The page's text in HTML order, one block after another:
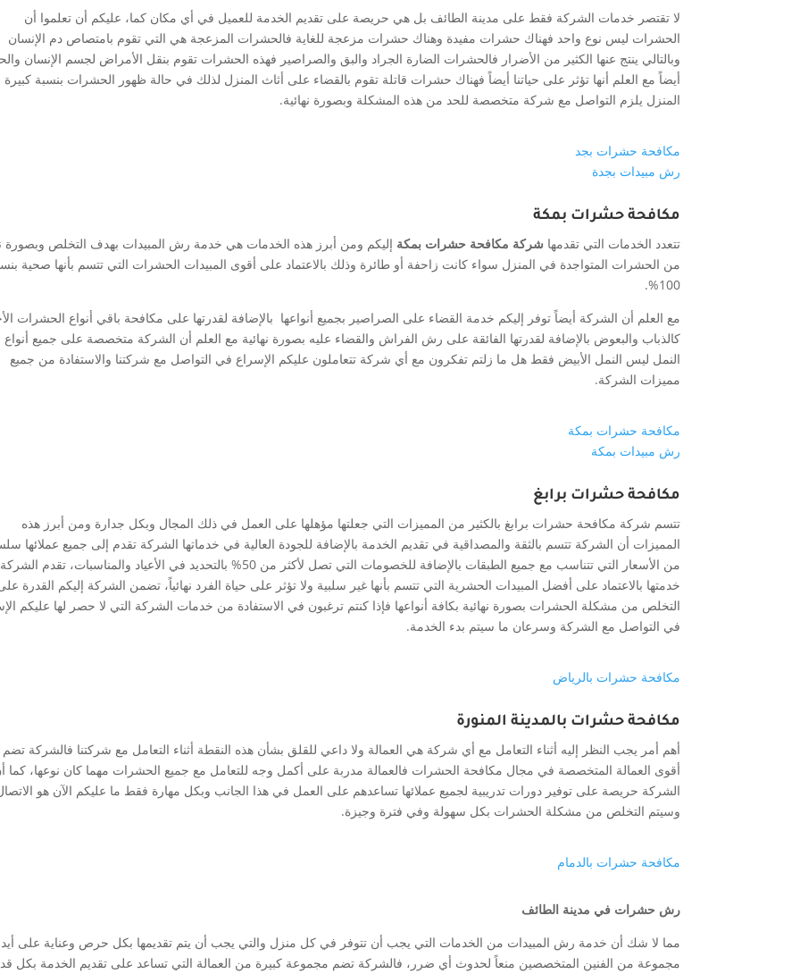
لا تقتصر خدمات الشركة فقط على مدينة الطائف بل هي حريصة على تقديم الخدمة للعميل في أي مكان كما، عليكم أن تعلموا أن
الحشرات ليس نوع واحد فهناك حشرات مفيدة وهناك حشرات مزعجة للغاية فالحشرات المزعجة هي التي تقوم بامتصاص دم الإنسان
وبالتالي ينتج عنها الكثير من الأضرار فالحشرات الضارة الجراد والبق والصراصير فهذه الحشرات تقوم بنقل الأمراض لجسم الإنسان
أيضاً مع العلم أنها تؤثر على حياتنا أيضاً فهناك حشرات قاتلة تقوم بالقضاء على أثاث المنزل لذلك في حالة ظهور الحشرات بنسبة
المنزل يلزم التواصل مع شركة متخصصة للحد من هذه المشكلة وبصورة نهائية.
مكافحة حشرات بجد
رش مبيدات بجدة
مكافحة حشرات بمكة
تتعدد الخدمات التي تقدمها شركة مكافحة حشرات بمكة إليكم ومن أبرز هذه الخدمات هي خدمة رش المبيدات بهدف التخلص وبصورة
من الحشرات المتواجدة في المنزل سواء كانت زاحفة أو طائرة وذلك بالاعتماد على أقوى المبيدات الحشرات التي تتسم بأنها صحية
100%.
مع العلم أن الشركة أيضاً توفر إليكم خدمة القضاء على الصراصير بجميع أنواعها بالإضافة لقدرتها على مكافحة باقي أنواع الحشرات
كالذباب والبعوض بالإضافة لقدرتها الفائقة على رش الفراش والقضاء عليه بصورة نهائية مع العلم أن الشركة متخصصة على جميع أنواع
النمل ليس النمل الأبيض فقط هل ما زلتم تفكرون مع أي شركة تتعاملون عليكم الإسراع في التواصل مع شركتنا والاستفادة من جميع
مميزات الشركة.
مكافحة حشرات بمكة
رش مبيدات بمكة
مكافحة حشرات برابغ
تتسم شركة مكافحة حشرات برابغ بالكثير من المميزات التي جعلتها مؤهلها على العمل في ذلك المجال وبكل جدارة ومن أبرز هذه
المميزات أن الشركة تتسم بالثقة والمصداقية في تقديم الخدمة بالإضافة للجودة العالية في خدماتها الشركة تقدم إلى جميع عملائها
من الأسعار التي تتناسب مع جميع الطبقات بالإضافة للخصومات التي تصل لأكثر من 50% بالتحديد في الأعياد والمناسبات، تقدم الشركة
خدمتها بالاعتماد على أفضل المبيدات الحشرية التي تتسم بأنها غير سلبية ولا تؤثر على حياة الفرد نهائياً، تضمن الشركة إليكم القدرة
التخلص من مشكلة الحشرات بصورة نهائية بكافة أنواعها فإذا كنتم ترغبون في الاستفادة من خدمات الشركة التي لا حصر لها عليكم
في التواصل مع الشركة وسرعان ما سيتم بدء الخدمة.
مكافحة حشرات بالرياض
مكافحة حشرات بالمدينة المنورة
أهم أمر يجب النظر إليه أثناء التعامل مع أي شركة هي العمالة ولا داعي للقلق بشأن هذه النقطة أثناء التعامل مع شركتنا فالشركة تضم
أقوى العمالة المتخصصة في مجال مكافحة الحشرات فالعمالة مدربة على أكمل وجه للتعامل مع جميع الحشرات مهما كان نوعها، كما
الشركة حريصة على توفير دورات تدريبية لجميع عملائها تساعدهم على العمل في هذا الجانب وبكل مهارة فقط ما عليكم الآن هو الاتصال
وسيتم التخلص من مشكلة الحشرات بكل سهولة وفي فترة وجيزة.
مكافحة حشرات بالدمام
رش حشرات في مدينة الطائف
مما لا شك أن خدمة رش المبيدات من الخدمات التي يجب أن تتوفر في كل منزل والتي يجب أن يتم تقديمها بكل حرص وعناية على
مجموعة من الفنين المتخصصين منعاً لحدوث أي ضرر، فالشركة تضم مجموعة كبيرة من العمالة التي تساعد على تقديم الخدمة بكل